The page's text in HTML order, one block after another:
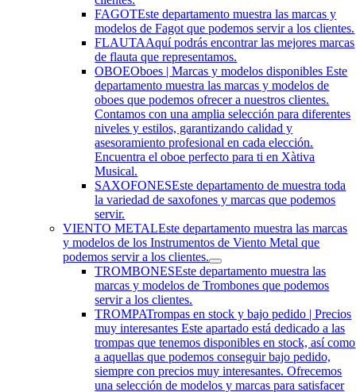
FAGOTEste departamento muestra las marcas y
modelos de Fagot que podemos servir a los clientes.
FLAUTAAquí podrás encontrar las mejores marcas
de flauta que representamos.
OBOEOboes | Marcas y modelos disponibles Este
departamento muestra las marcas y modelos de
oboes que podemos ofrecer a nuestros clientes.
Contamos con una amplia selección para diferentes
niveles y estilos, garantizando calidad y
asesoramiento profesional en cada elección.
Encuentra el oboe perfecto para ti en Xàtiva
Musical.
SAXOFONESEste departamento de muestra toda
la variedad de saxofones y marcas que podemos
servir.
VIENTO METALEste departamento muestra las marcas
y modelos de los Instrumentos de Viento Metal que
podemos servir a los clientes.
TROMBONESEste departamento muestra las
marcas y modelos de Trombones que podemos
servir a los clientes.
TROMPATrompas en stock y bajo pedido | Precios
muy interesantes Este apartado está dedicado a las
trompas que tenemos disponibles en stock, así como
a aquellas que podemos conseguir bajo pedido,
siempre con precios muy interesantes. Ofrecemos
una selección de modelos y marcas para satisfacer